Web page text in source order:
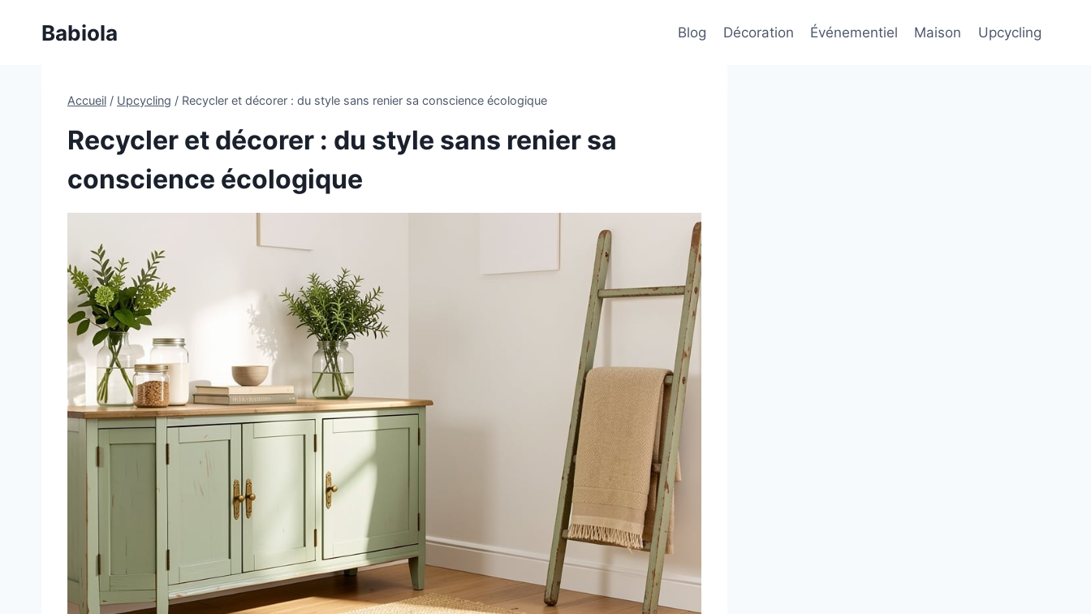
Babiola Blog Décoration Événementiel Maison Upcycling
Accueil / Upcycling / Recycler et décorer : du style sans renier sa conscience écologique
Recycler et décorer : du style sans renier sa
conscience écologique